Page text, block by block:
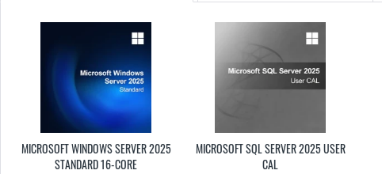
MICROSOFT WINDOWS SERVER 2025
STANDARD 16-CORE
MICROSOFT SQL SERVER 2025 USER
CAL